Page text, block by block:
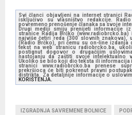
Svi članci objavljeni na internet stranici
isključivo su vlasništvo redakcije.
povremeno prenošenje članaka sa svoje
Drugi mediji smiju prenijeti informacije
stranice Radija Brčko
najviše četiri reda (300 slovnih znakova),
(Radio Brčko), pri čemu su on-line izdanja
tekst na web stranicu radiobrcko.ba,
postignut dogovor o drugačijim
nastojanju da zaštiti svoje intelektualno
Ukoliko se bilo koji dio teksta ili informacija
stranici www.radiobrcko.ba prenese
prekršioca će biti pokrenut pravni
distrikta. Za detaljnije informacije o
KORIŠTENJA.
IZGRADNJA SAVREMENE BOLNICE